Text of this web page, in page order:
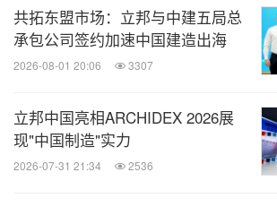
共拓东盟市场：立邦与中建五局总
承包公司签约加速中国建造出海
2026-08-01 20:06 3307
立邦中国亮相ARCHIDEX 2026展
现"中国制造"实力
2026-07-31 21:34 2536